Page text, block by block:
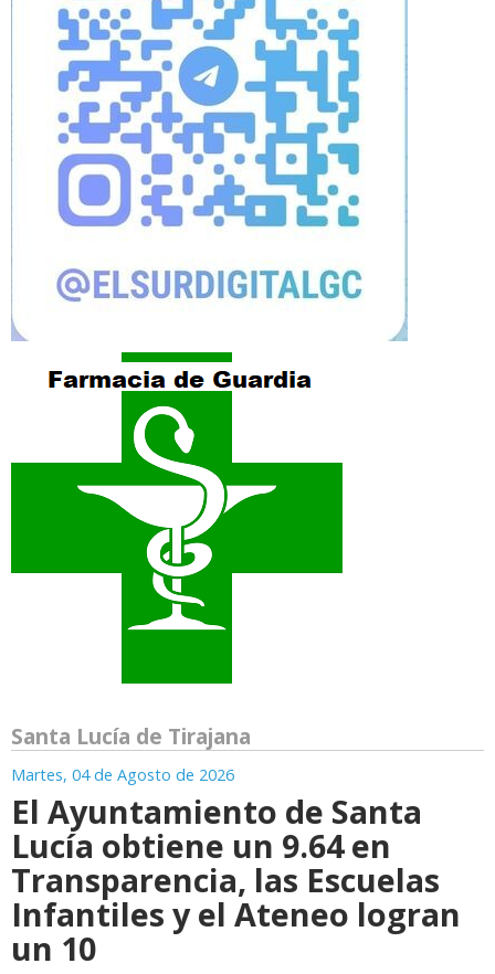
Santa Lucía de Tirajana
Martes, 04 de Agosto de 2026
El Ayuntamiento de Santa
Lucía obtiene un 9.64 en
Transparencia, las Escuelas
Infantiles y el Ateneo logran
un 10